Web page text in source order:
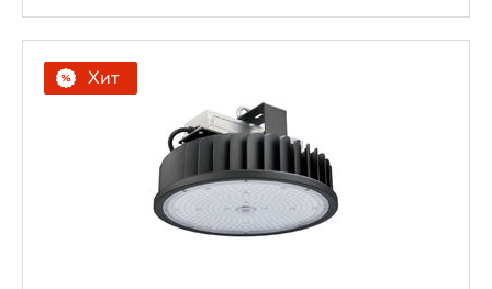
Хит